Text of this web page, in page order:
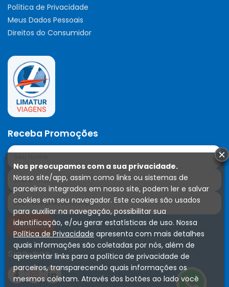
Política de Privacidade
Meus Dados Pessoais
Direitos do Consumidor
Receba Promoções
Siga-nos
Nos preocupamos com a sua privacidade.
Nosso site/app, assim como links ou sistemas de
parceiros integrados em nosso site, podem ler e salvar
cookies em seu navegador. Este cookies são usados
para auxiliar na navegação, possibilitar sua
identificação, e/ou gerar estatísticas de uso. Nossa
Política de Privacidade apresenta com mais detalhes
quais informações são coletadas por nós, além de
apresentar links para a política de privacidade de
parceiros, transparecendo quais informações os
mesmos coletam. Através dos botões ao lado você
×